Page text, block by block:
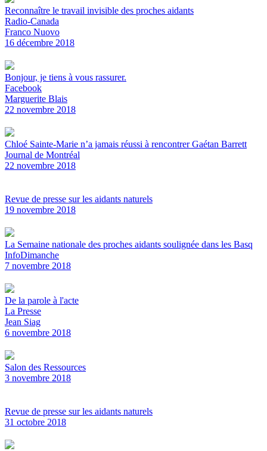
Reconnaître le travail invisible des proches aidants
Radio-Canada
Franco Nuovo
16 décembre 2018
Bonjour, je tiens à vous rassurer.
Facebook
Marguerite Blais
22 novembre 2018
Chloé Sainte-Marie n’a jamais réussi à rencontrer Gaétan Barrett
Journal de Montréal
22 novembre 2018
Revue de presse sur les aidants naturels
19 novembre 2018
La Semaine nationale des proches aidants soulignée dans les Basq
InfoDimanche
7 novembre 2018
De la parole à l'acte
La Presse
Jean Siag
6 novembre 2018
Salon des Ressources
3 novembre 2018
Revue de presse sur les aidants naturels
31 octobre 2018